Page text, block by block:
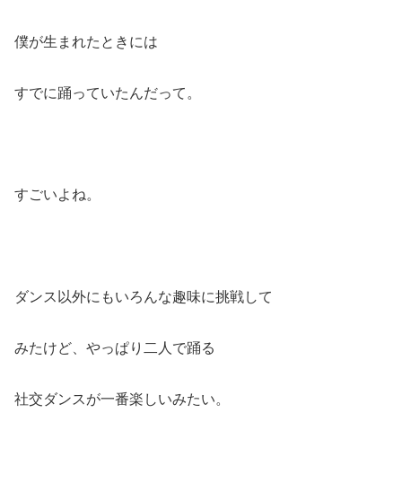
僕が生まれたときには
すでに踊っていたんだって。
すごいよね。
ダンス以外にもいろんな趣味に挑戦して
みたけど、やっぱり二人で踊る
社交ダンスが一番楽しいみたい。